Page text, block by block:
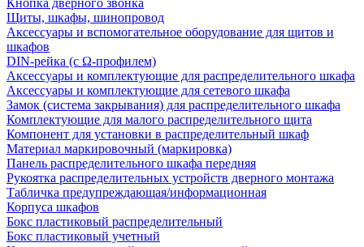
Кнопка дверного звонка
Щиты, шкафы, шинопровод
Аксессуары и вспомогательное оборудование для щитов и
шкафов
DIN-рейка (с Ω-профилем)
Аксессуары и комплектующие для распределительного шкафа
Аксессуары и комплектующие для сетевого шкафа
Замок (система закрывания) для распределительного шкафа
Комплектующие для малого распределительного щита
Компонент для установки в распределительный шкаф
Материал маркировочный (маркировка)
Панель распределительного шкафа передняя
Рукоятка распределительных устройств дверного монтажа
Табличка предупреждающая/информационная
Корпуса шкафов
Бокс пластиковый распределительный
Бокс пластиковый учетный